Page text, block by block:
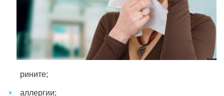
рините;
аллергии;